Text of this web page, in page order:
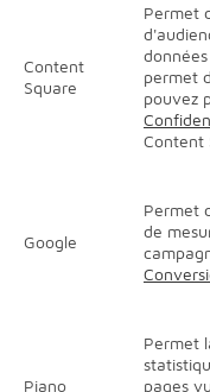
Content
Square
Permet
permet
pouvez
Content
Google
Permet
de
Piano
Permet
pages